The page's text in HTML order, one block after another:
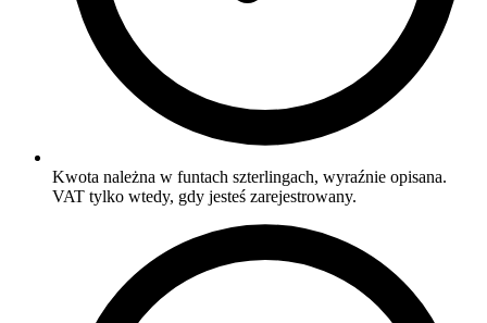
Kwota należna w funtach szterlingach, wyraźnie opisana.
VAT tylko wtedy, gdy jesteś zarejestrowany.